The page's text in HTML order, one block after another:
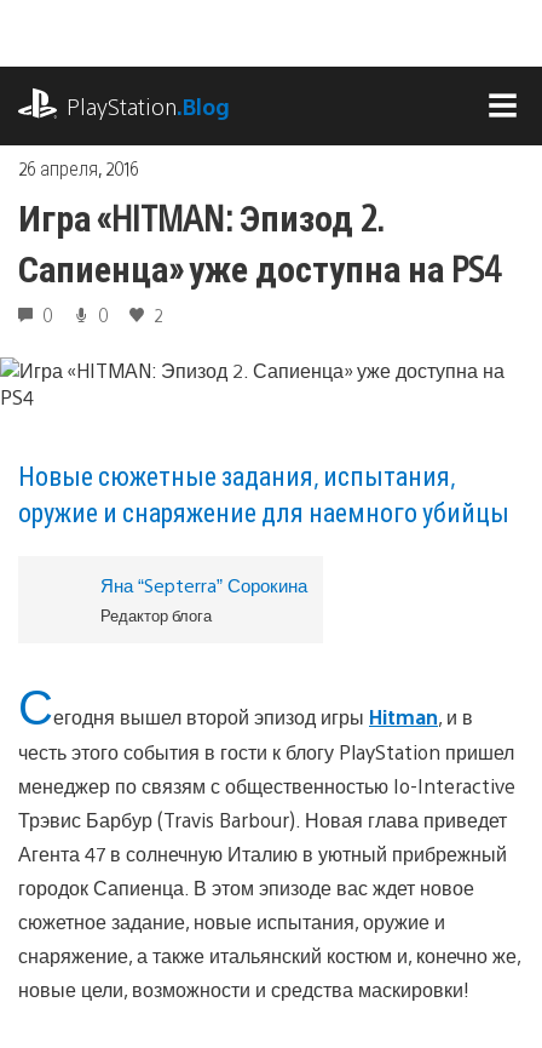
содержимому
PlayStation.Blog
26 апреля, 2016
Игра «HITMAN: Эпизод 2.
Сапиенца» уже доступна на PS4
0 0 2
Новые сюжетные задания, испытания,
оружие и снаряжение для наемного убийцы
Яна “Septerra” Сорокина
Редактор блога
Сегодня вышел второй эпизод игры Hitman, и в
честь этого события в гости к блогу PlayStation пришел
менеджер по связям с общественностью Io-Interactive
Трэвис Барбур (Travis Barbour). Новая глава приведет
Агента 47 в солнечную Италию в уютный прибрежный
городок Сапиенца. В этом эпизоде вас ждет новое
сюжетное задание, новые испытания, оружие и
снаряжение, а также итальянский костюм и, конечно же,
новые цели, возможности и средства маскировки!